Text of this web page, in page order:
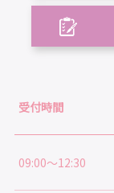
受付時間
09:00～12:30